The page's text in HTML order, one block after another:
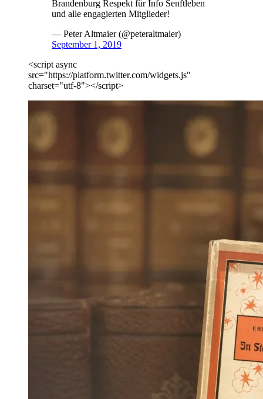
Brandenburg Respekt für Info Senftleben
und alle engagierten Mitglieder!
— Peter Altmaier (@peteraltmaier)
September 1, 2019
<script async
src="https://platform.twitter.com/widgets.js"
charset="utf-8"></script>